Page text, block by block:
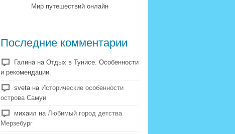
Мир путешествий онлайн
Последние комментарии
Галина на Отдых в Тунисе. Особенности
и рекомендации.
sveta на Исторические особенности
острова Самуи
михаил на Любимый город детства
Мерзебург